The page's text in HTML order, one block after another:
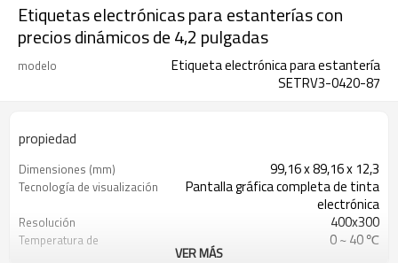
Etiquetas electrónicas para estanterías con
precios dinámicos de 4,2 pulgadas
modelo
Etiqueta electrónica para estantería
SETRV3-0420-87
propiedad
Dimensiones (mm) 99,16 x 89,16 x 12,3
Tecnología de visualización
Pantalla gráfica completa de tinta
electrónica
Resolución 400x300
Temperatura de
0 ~ 40 ℃
VER MÁS